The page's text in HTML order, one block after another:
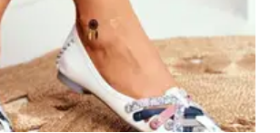
Moterims
-
Nauja